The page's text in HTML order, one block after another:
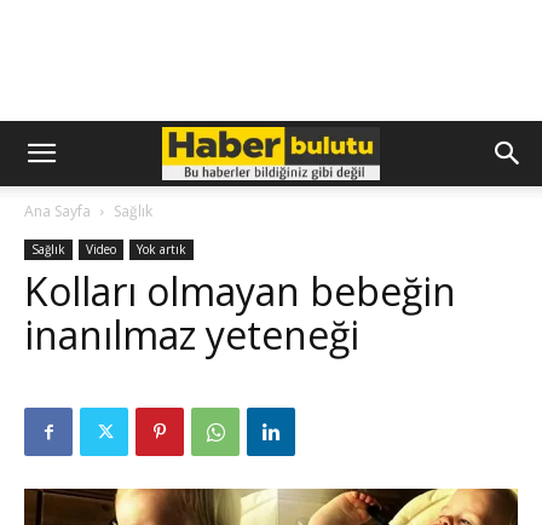
Ana Sayfa Sağlık
Sağlık Video Yok artık
Kolları olmayan bebeğin
inanılmaz yeteneği